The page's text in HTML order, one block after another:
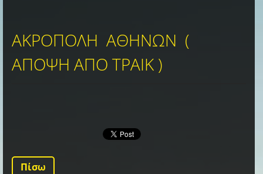
ΑΚΡΟΠΟΛΗ ΑΘΗΝΩΝ (
ΑΠΟΨΗ ΑΠΟ ΤΡΑΙΚ )
Πίσω